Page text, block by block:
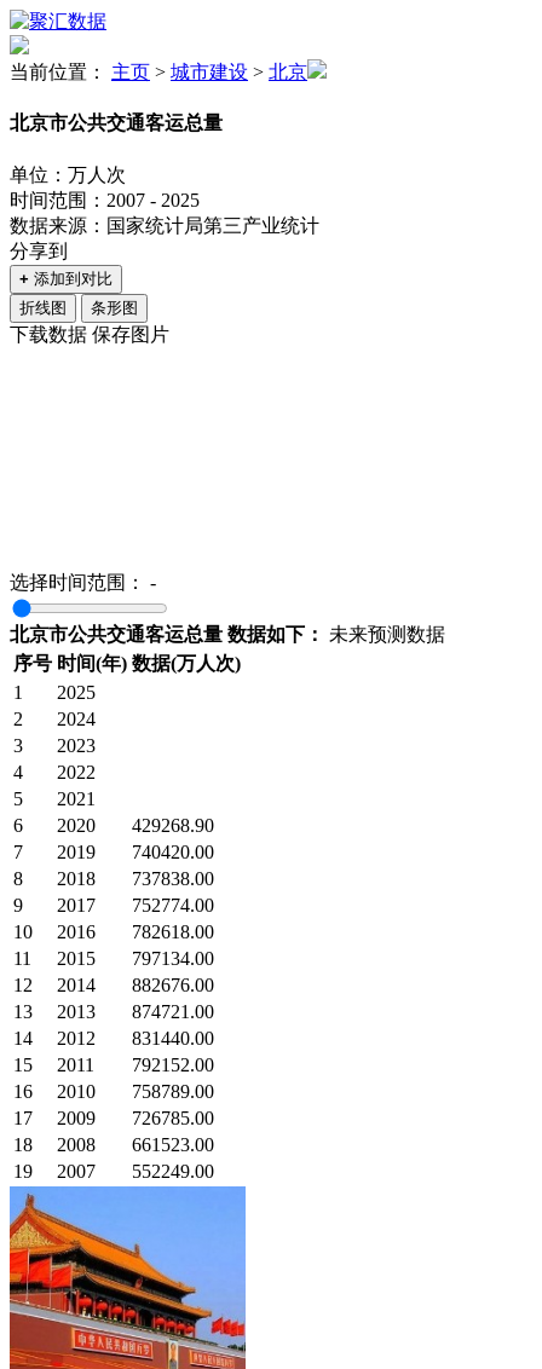
当前位置： 主页 > 城市建设 > 北京
北京市公共交通客运总量
单位：万人次
时间范围：2007 - 2025
数据来源：国家统计局第三产业统计
分享到
+ 添加到对比
折线图
条形图
下载数据 保存图片
选择时间范围： -
北京市公共交通客运总量 数据如下：
未来预测数据
序号 时间(年) 数据(万人次)
1
2025
2
2024
3
2023
4
2022
5
2021
6
2020
429268.90
7
2019
740420.00
8
2018
737838.00
9
2017
752774.00
10
2016
782618.00
11
2015
797134.00
12
2014
882676.00
13
2013
874721.00
14
2012
831440.00
15
2011
792152.00
16
2010
758789.00
17
2009
726785.00
18
2008
661523.00
19
2007 552249.00